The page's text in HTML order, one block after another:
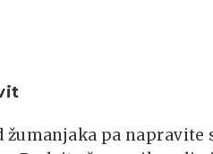
žumanjaka pa napravite